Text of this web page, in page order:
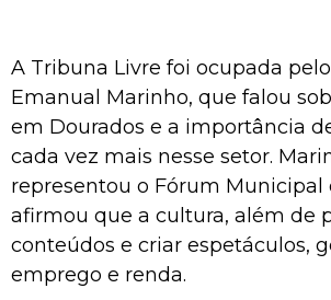
A Tribuna Livre foi ocupada
Emanual Marinho, que falou
em Dourados e a importância
cada vez mais nesse setor.
representou o Fórum Municipal
afirmou que a cultura, além de
conteúdos e criar espetáculos,
emprego e renda.